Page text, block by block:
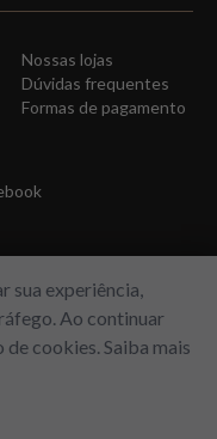
sua experiência,
Ao continuar
cookies. Saiba mais
Nossas lojas
Dúvidas frequentes
Formas de pagamento